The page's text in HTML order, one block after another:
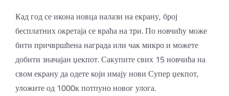
Кад год се икона новца налази на екрану, број
бесплатних окретаја се враћа на три. По новчићу може
бити причвршћена награда или чак микро и можете
добити значајан џекпот. Сакупите свих 15 новчића на
свом екрану да одете који имају нови Супер џекпот,
уложите од 1000к потпуно новог улога.